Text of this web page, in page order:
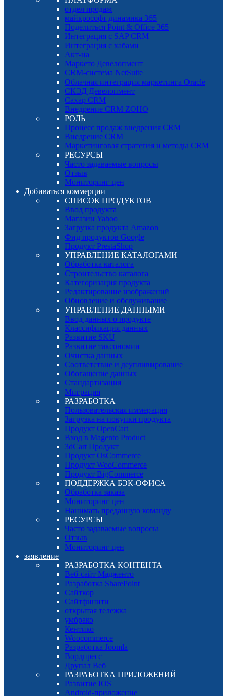
отдел продаж
майкрософт динамика 365
Поделиться Point & Office 365
Интеграция с SAP CRM
Интеграция с хабами
Акт-на
Маркето Девелопмент
CRM-система NetSuite
Облачная интеграция маркетинга Oracle
СКЭД Девелопмент
Сахар CRM
Внедрение CRM ZOHO
РОЛЬ
Процесс продаж внедрения CRM
Внедрение CRM
Маркетинговая стратегия и методы CRM
РЕСУРСЫ
Часто задаваемые вопросы
Отзыв
Мониторинг цен
Добиваться коммерции
СПИСОК ПРОДУКТОВ
Ввод продукта
Магазин Yahoo
Загрузка продукта Amazon
Фид продуктов Google
Продукт PrestaShop
УПРАВЛЕНИЕ КАТАЛОГАМИ
Обработка каталога
Строительство каталога
Категоризация продукта
Редактирование изображений
Обновление и обслуживание
УПРАВЛЕНИЕ ДАННЫМИ
Ввод данных о продукте
Классификация данных
Развитие SKU
Развитие таксономии
Очистка данных
Соответствие и деупливирование
Обогащение данных
Стандартизация
Миграция
РАЗРАБОТКА
Пользовательская иммерация
Загрузка на покупки продукта
Продукт OpenCart
Вход в Magento Product
3dCart Продукт
Продукт OsCommerce
Продукт WooCommerce
Продукт BigCommerce
ПОДДЕРЖКА БЭК-ОФИСА
Обработка заказа
Мониторинг цен
Нанимать преданную команду
РЕСУРСЫ
Часто задаваемые вопросы
Отзыв
Мониторинг цен
заявление
РАЗРАБОТКА КОНТЕНТА
Веб-сайт Мадженто
Разработка SharePoint
Сайткор
Сайтфинити
открытая тележка
умбрако
Кентико
Woocommerce
Разработка Joomla
Вордпресс
Друпал Веб
РАЗРАБОТКА ПРИЛОЖЕНИЙ
Развитие IOS
Android-приложение